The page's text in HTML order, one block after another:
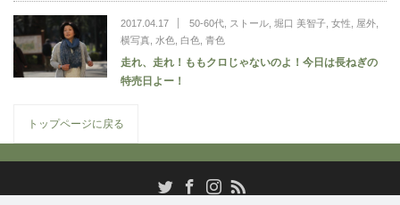
2017.04.17 50-60代, ストール, 堀口 美智子 女性 屋外,
横写真
水色 白色 青色
走れ、走れ！ももクロじゃないのよ！今日は長ねぎの
特売日よー！
トップページに戻る
TwitterFacebookInstagram
RSS